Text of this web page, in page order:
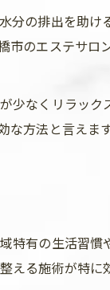
整えるリンパド
のリンパ施術を
エステの口コミ
分の排出を助
のエステサ
少なくリラッ
方法と言え
有の生活習
る施術が特に